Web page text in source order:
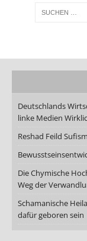
Deutschlands
linke Medien
Reshad Feild
Die Chymische
Weg der
Schamanische
dafür geboren sein